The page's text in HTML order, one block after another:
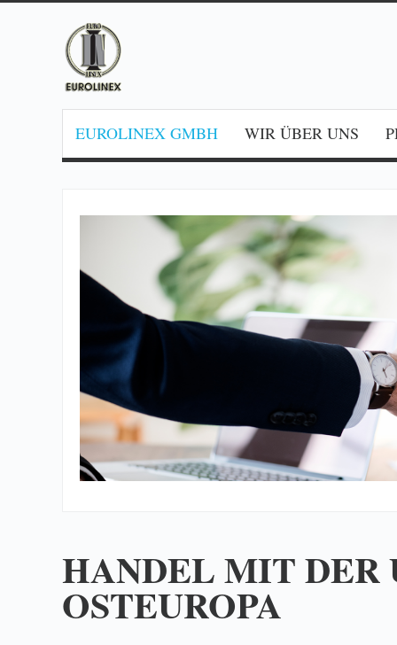
EUROLINEX GMBH WIR ÜBER UNS
HANDEL MIT DER
OSTEUROPA